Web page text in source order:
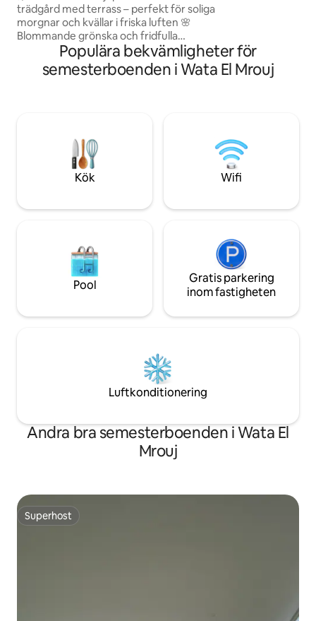
trädgård med terrass – perfekt för soliga
morgnar och kvällar i friska luften 🌸
Blommande grönska och fridfulla
bergsvibbar 📍 15 minuter från Beirut, 5
minuter från Broumanas kaféer 🍃 Lugn
och avskild tillflyktsort omgiven av
mysiga kvällar inomhus 🚗Enkel åtkomst
till parkering ✨ Perfekt för par, ensamma
resenärer eller en lugn vårsemester
Populära bekvämligheter för
semesterboenden i Wata El Mrouj
Kök Wifi
Pool
Gratis parkering
inom fastigheten
Luftkonditionering
Andra bra semesterboenden i Wata El
Mrouj
Superhost
Superhost